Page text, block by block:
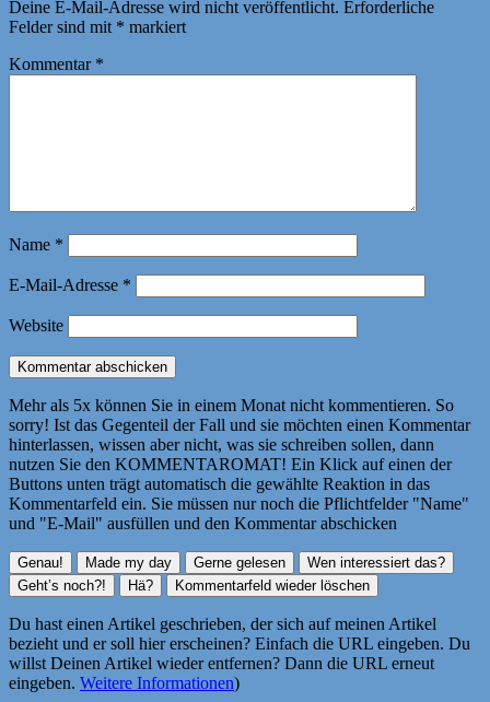
Deine E-Mail-Adresse wird nicht veröffentlicht. Erforderliche
Felder sind mit * markiert
Kommentar *
Name *
E-Mail-Adresse *
Website
Mehr als 5x können Sie in einem Monat nicht kommentieren. So
sorry! Ist das Gegenteil der Fall und sie möchten einen Kommentar
hinterlassen, wissen aber nicht, was sie schreiben sollen, dann
nutzen Sie den KOMMENTAROMAT! Ein Klick auf einen der
Buttons unten trägt automatisch die gewählte Reaktion in das
Kommentarfeld ein. Sie müssen nur noch die Pflichtfelder "Name"
und "E-Mail" ausfüllen und den Kommentar abschicken
Du hast einen Artikel geschrieben, der sich auf meinen Artikel
bezieht und er soll hier erscheinen? Einfach die URL eingeben. Du
willst Deinen Artikel wieder entfernen? Dann die URL erneut
eingeben. Weitere Informationen)